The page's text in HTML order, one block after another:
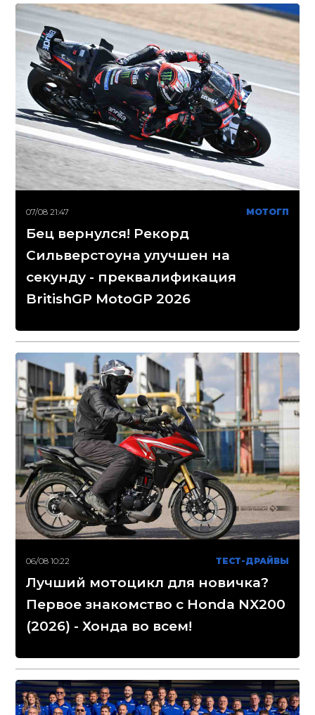
07/08 21:47 МОТОГП
Бец вернулся! Рекорд
Сильверстоуна улучшен на
секунду - преквалификация
BritishGP MotoGP 2026
06/08 10:22 ТЕСТ-ДРАЙВЫ
Лучший мотоцикл для новичка?
Первое знакомство с Honda NX200
(2026) - Хонда во всем!